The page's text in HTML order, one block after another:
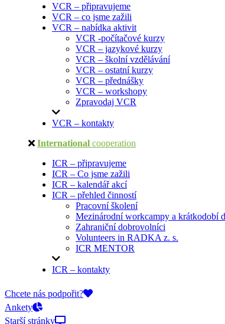
VCR – připravujeme
VCR – co jsme zažili
VCR – nabídka aktivit
VCR -počítačové kurzy
VCR – jazykové kurzy
VCR – školní vzdělávání
VCR – ostatní kurzy
VCR – přednášky
VCR – workshopy
Zpravodaj VCR
VCR – kontakty
International cooperation
ICR – připravujeme
ICR – Co jsme zažili
ICR – kalendář akcí
ICR – přehled činností
Pracovní školení
Mezinárodní workcampy a krátkodobí
Zahraniční dobrovolníci
Volunteers in RADKA z. s.
ICR MENTOR
ICR – kontakty
On-line přihlášky
Chcete nás podpořit?
Ankety
Starší stránky